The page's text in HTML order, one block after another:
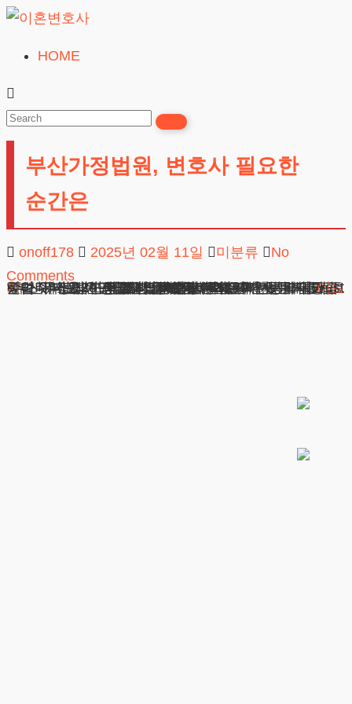
Skip
content
혼
변
호
HOME
부산가정법원, 변호사 필요한
순간은
onoff178 2025년 02월 11일 미분류
No
Comments
부산가정법원, 변호사 필요한 순간은 안녕하세요. 전업주부로 20년을 살았는데 남편과 이혼을 고민하고 있습니다. 제가 궁금한 점이 몇 가지 있어서 문의드립니다. 우선 재산분할 받을 수 있는 권리가 있는지 궁금합니다. 또 남편이 재산포기각서를 요구하는데 이게 효력이 있나요? 그리고 가정법원에서는 이런 사례를
더보기 상호 : 법무법인 테헤란
사업자 : 589-86-01340
대표자 : 이수학
주소 : 서울시 강남구 테헤란로 420, KT선릉타워West 9층
광고책임변호사 : 이수학